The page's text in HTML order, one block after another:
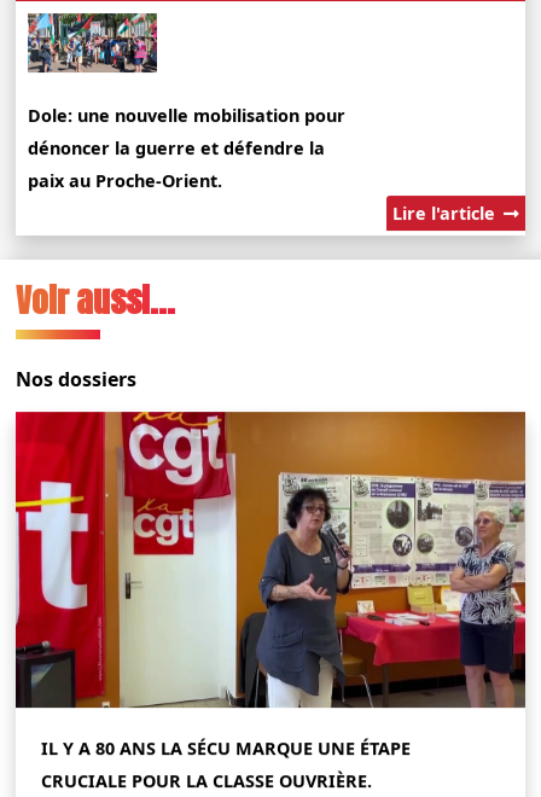
Dole: une nouvelle mobilisation pour
dénoncer la guerre et défendre la
paix au Proche-Orient.
Lire l'article
Voir aussi...
Nos dossiers
IL Y A 80 ANS LA SÉCU MARQUE UNE ÉTAPE
CRUCIALE POUR LA CLASSE OUVRIÈRE.